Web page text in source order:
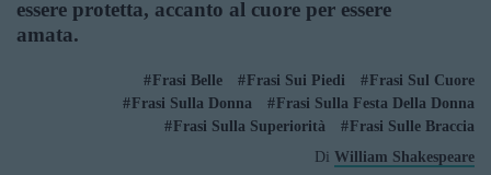
essere protetta, accanto al cuore per essere
amata.
Frasi Belle Frasi Sui Piedi
Frasi Sul Cuore
Frasi Sulla Donna
Frasi Sulla Festa Della Donna
Frasi Sulla Superiorità
Frasi Sulle Braccia
Di William Shakespeare